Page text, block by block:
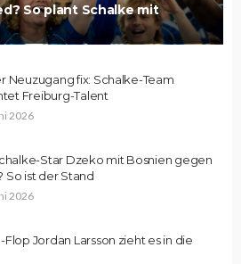
So plant Schalke mit
Neuzugang fix: Schalke-Team
Freiburg-Talent
2026
Star Dzeko mit Bosnien gegen
So ist der Stand
2026
Flop Jordan Larsson zieht es in die